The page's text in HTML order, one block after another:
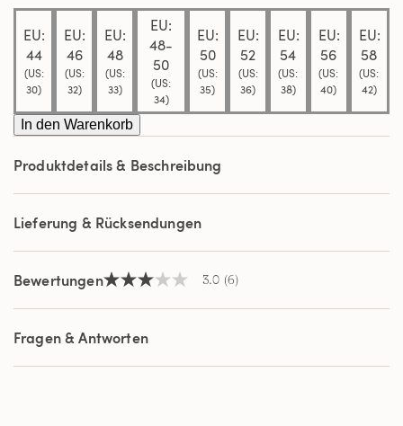
Bewertung.
Reviews.
Link
auf
derselben
Seite.
EU:
44
(US:
30)
EU:
46
(US:
32)
EU:
48
(US:
33)
EU:
48-
50
(US:
34)
EU:
50
(US:
35)
EU:
52
(US:
36)
EU:
54
(US:
38)
EU:
56
(US:
40)
EU:
58
(US:
42)
In den Warenkorb
Produktdetails & Beschreibung
Lieferung & Rücksendungen
Bewertungen3.0
5
Sternen,
Durchschnittswert
Bewertung.
3.0 (6)
Fragen & Antworten